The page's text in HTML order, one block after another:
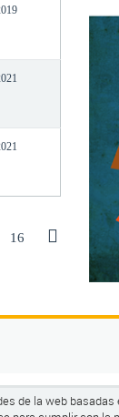
16
de la web